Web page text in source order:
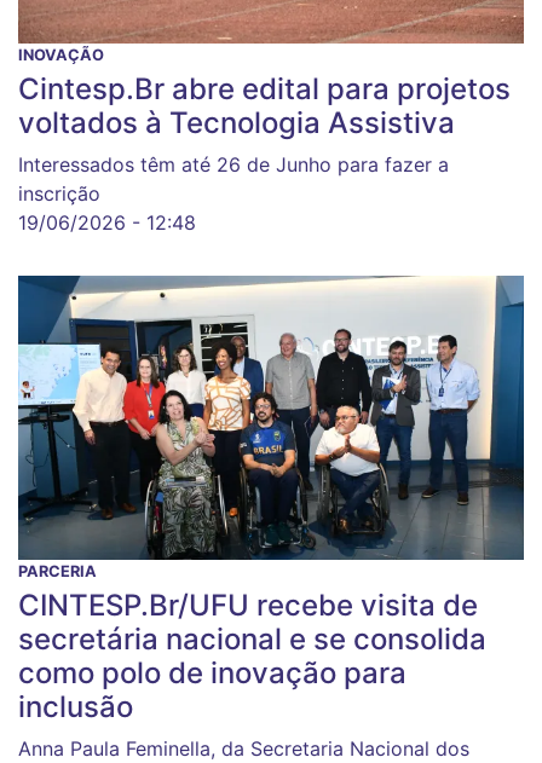
INOVAÇÃO
Cintesp.Br abre edital para projetos
voltados à Tecnologia Assistiva
Interessados têm até 26 de Junho para fazer a
inscrição
19/06/2026 - 12:48
PARCERIA
CINTESP.Br/UFU recebe visita de
secretária nacional e se consolida
como polo de inovação para
inclusão
Anna Paula Feminella, da Secretaria Nacional dos